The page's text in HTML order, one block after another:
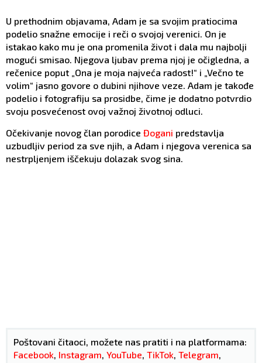
U prethodnim objavama, Adam je sa svojim pratiocima
podelio snažne emocije i reči o svojoj verenici. On je
istakao kako mu je ona promenila život i dala mu najbolji
mogući smisao. Njegova ljubav prema njoj je očigledna, a
rečenice poput „Ona je moja najveća radost!“ i „Večno te
volim“ jasno govore o dubini njihove veze. Adam je takođe
podelio i fotografiju sa prosidbe, čime je dodatno potvrdio
svoju posvećenost ovoj važnoj životnoj odluci.
Očekivanje novog član porodice Đogani predstavlja
uzbudljiv period za sve njih, a Adam i njegova verenica sa
nestrpljenjem iščekuju dolazak svog sina.
Poštovani čitaoci, možete nas pratiti i na platformama:
Facebook Instagram YouTube TikTok Telegram